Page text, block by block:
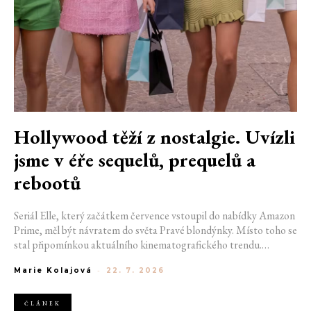
Hollywood těží z nostalgie. Uvízli
jsme v éře sequelů, prequelů a
rebootů
Seriál Elle, který začátkem července vstoupil do nabídky Amazon
Prime, měl být návratem do světa Pravé blondýnky. Místo toho se
stal připomínkou aktuálního kinematografického trendu.
Prequely, sequely, spin-offy i rebooty zaplnily kina i streamovací
vzácností. Proč se filmový průmysl tak moc bojí nových nápadů?
Marie Kolajová - 22. 7. 2026
ČLÁNEK